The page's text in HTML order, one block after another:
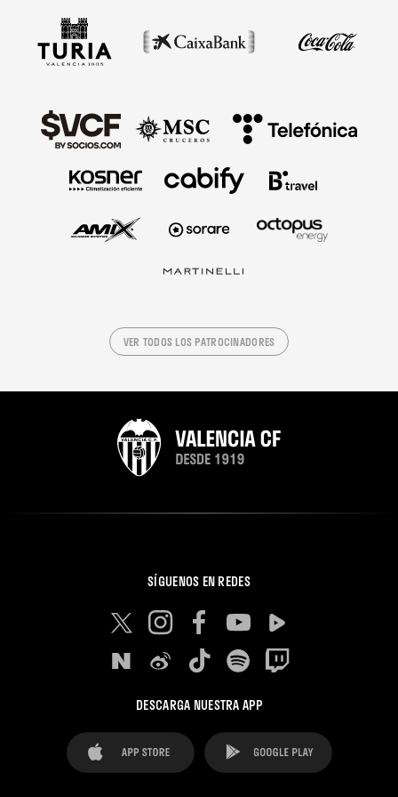
VER TODOS LOS PATROCINADORES
SÍGUENOS EN REDES
DESCARGA NUESTRA APP